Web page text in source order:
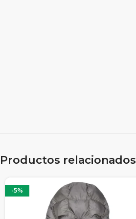
Productos relacionados
-5%